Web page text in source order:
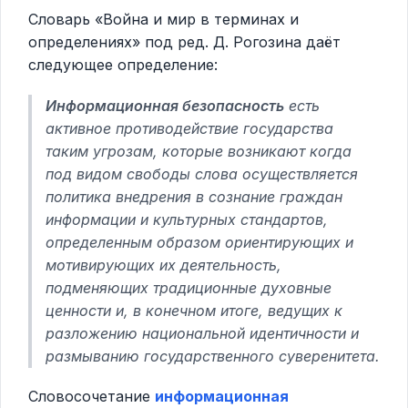
Словарь «Война и мир в терминах и
определениях» под ред. Д. Рогозина даёт
следующее определение:
Информационная безопасность есть
активное противодействие государства
таким угрозам, которые возникают когда
под видом свободы слова осуществляется
политика внедрения в сознание граждан
информации и культурных стандартов,
определенным образом ориентирующих и
мотивирующих их деятельность,
подменяющих традиционные духовные
ценности и, в конечном итоге, ведущих к
разложению национальной идентичности и
размыванию государственного суверенитета.
Словосочетание информационная